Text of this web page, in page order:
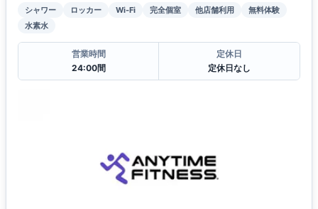
シャワー ロッカー Wi-Fi 完全個室 他店舗利用
無料体験
水素水
営業時間
24:00間
定休日
定休日なし